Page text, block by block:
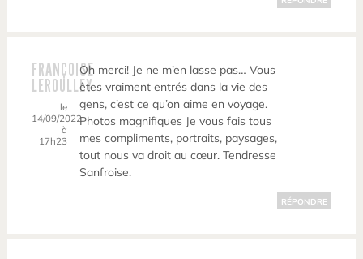
FRANÇOISE
LEROULLEY
le
14/09/2022
à
17h23
Oh merci! Je ne m’en lasse pas… Vous
êtes vraiment entrés dans la vie des
gens, c’est ce qu’on aime en voyage.
Photos magnifiques Je vous fais tous
mes compliments, portraits, paysages,
tout nous va droit au cœur. Tendresse
Sanfroise.
RÉPONDRE